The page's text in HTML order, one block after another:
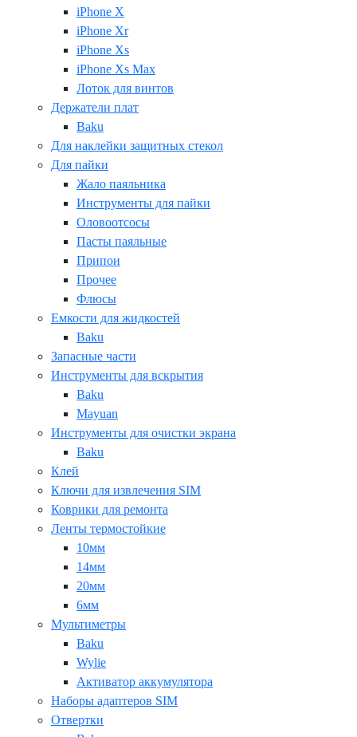
iPhone X
iPhone Xr
iPhone Xs
iPhone Xs Max
Лоток для винтов
Держатели плат
Baku
Для наклейки защитных стекол
Для пайки
Жало паяльника
Инструменты для пайки
Оловоотсосы
Пасты паяльные
Припои
Прочее
Флюсы
Емкости для жидкостей
Baku
Запасные части
Инструменты для вскрытия
Baku
Mayuan
Инструменты для очистки экрана
Baku
Клей
Ключи для извлечения SIM
Коврики для ремонта
Ленты термостойкие
10мм
14мм
20мм
6мм
Мультиметры
Baku
Wylie
Активатор аккумулятора
Наборы адаптеров SIM
Отвертки